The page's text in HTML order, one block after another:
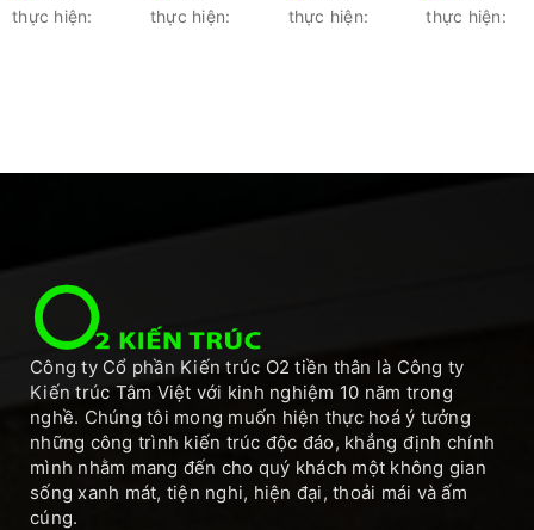
thực hiện:
thực hiện:
thực hiện:
thực hiện:
Công ty Cổ phần Kiến trúc O2 tiền thân là Công ty
Kiến trúc Tâm Việt với kinh nghiệm 10 năm trong
nghề. Chúng tôi mong muốn hiện thực hoá ý tưởng
những công trình kiến trúc độc đáo, khẳng định chính
mình nhằm mang đến cho quý khách một không gian
sống xanh mát, tiện nghi, hiện đại, thoải mái và ấm
cúng.